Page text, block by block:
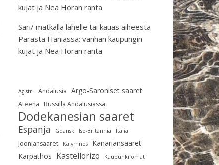
kujat ja Nea Horan ranta
Sari/ matkalla lähelle tai kauas aiheesta
Parasta Haniassa: vanhan kaupungin
kujat ja Nea Horan ranta
Agistri Andalusia Argo-Saroniset saaret
Ateena Bussilla Andalusiassa
Dodekanesian saaret
Espanja Gdansk Iso-Britannia Italia
Jooniansaaret Kalymnos
Kanariansaaret
Karpathos Kastellorizo Kaupunkilomat